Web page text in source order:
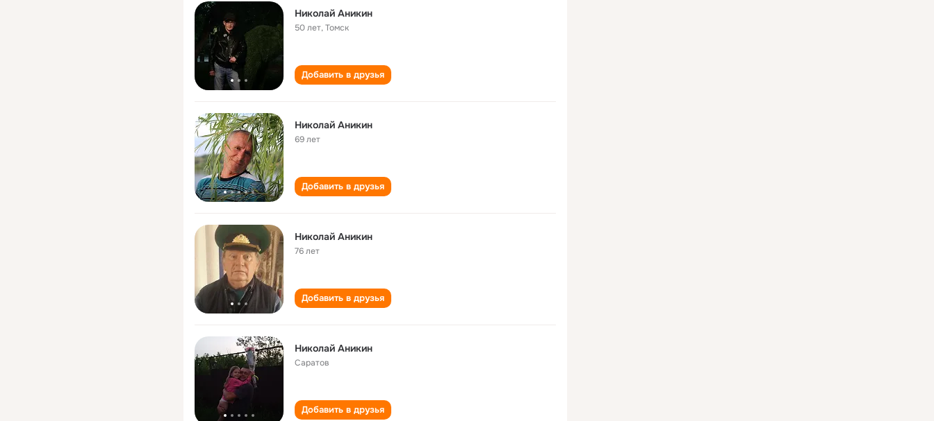
Николай Аникин
50 лет,Томск
Добавить в друзья
Николай Аникин
69 лет
Добавить в друзья
Николай Аникин
76 лет
Добавить в друзья
Николай Аникин
Саратов
Добавить в друзья